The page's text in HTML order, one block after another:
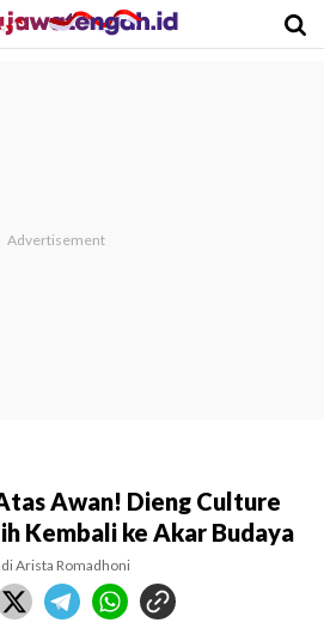
Awan! Dieng Culture
Kembali ke Akar Budaya
Arista Romadhoni